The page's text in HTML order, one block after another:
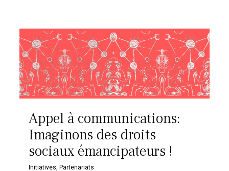
Appel à communications:
Imaginons des droits
sociaux émancipateurs !
Initiatives,Partenariats